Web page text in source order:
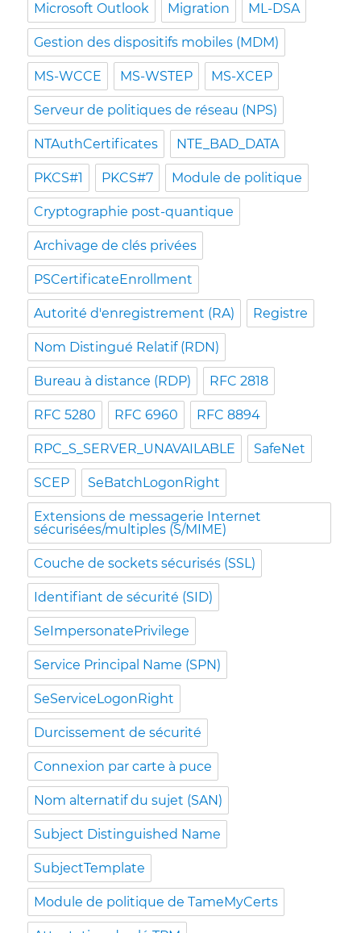
Microsoft Outlook Migration ML-DSA
Gestion des dispositifs mobiles (MDM)
MS-WCCE MS-WSTEP MS-XCEP
Serveur de politiques de réseau (NPS)
NTAuthCertificates NTE_BAD_DATA
PKCS#1 PKCS#7 Module de politique
Cryptographie post-quantique
Archivage de clés privées
PSCertificateEnrollment
Autorité d'enregistrement (RA) Registre
Nom Distingué Relatif (RDN)
Bureau à distance (RDP) RFC 2818
RFC 5280 RFC 6960 RFC 8894
RPC_S_SERVER_UNAVAILABLE SafeNet
SCEP SeBatchLogonRight
Extensions de messagerie Internet
sécurisées/multiples (S/MIME)
Couche de sockets sécurisés (SSL)
Identifiant de sécurité (SID)
SeImpersonatePrivilege
Service Principal Name (SPN)
SeServiceLogonRight
Durcissement de sécurité
Connexion par carte à puce
Nom alternatif du sujet (SAN)
Subject Distinguished Name
SubjectTemplate
Module de politique de TameMyCerts